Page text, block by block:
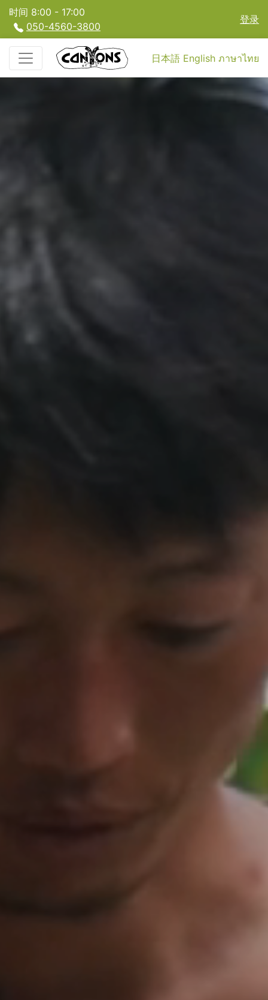
时间 8:00 - 17:00
050-4560-3800
登录
日本語 English ภาษาไทย